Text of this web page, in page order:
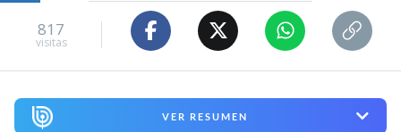
817
visitas
VER RESUMEN